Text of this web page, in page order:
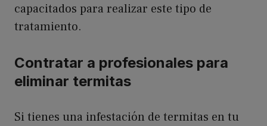
capacitados para realizar este tipo de
tratamiento.
Contratar a profesionales para
eliminar termitas
Si tienes una infestación de termitas en tu